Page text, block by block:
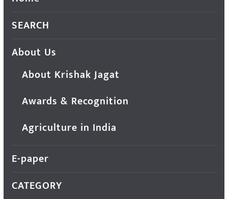
SEARCH
About Us
About Krishak Jagat
Awards & Recognition
Agriculture in India
E-paper
CATEGORY